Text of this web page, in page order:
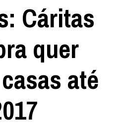
Cáritas
quer
até